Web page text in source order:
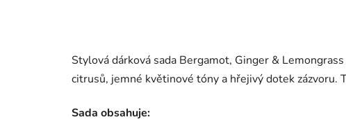
Stylová dárková sada Bergamot, Ginger & Lemongrass
citrusů, jemné květinové tóny a hřejivý dotek zázvoru.
Sada obsahuje: